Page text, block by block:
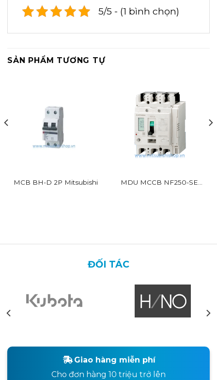
5/5 - (1 bình chọn)
SẢN PHẨM TƯƠNG TỰ
MCB BH-D 2P Mitsubishi
MDU MCCB NF250-SEV
ĐỐI TÁC
Giao hàng miễn phí
Cho đơn hàng 10 triệu trở lên